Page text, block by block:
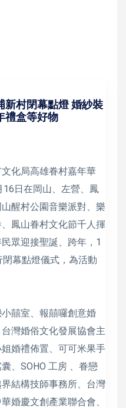
新村閉幕點燈 婚紗裝
禮盒等好物
文化局高雄眷村嘉年華
日在岡山、左營、鳳
醒村公園音樂派對、樂
鳳山眷村文化節千人揮
眾迎接聖誕、跨年，1
幕點燈儀式，為活動
囍室、報囍囉創意婚
灣婚俗文化發展協會主
婚禮佈置、可可米果手
、SOHO 工房 、眷戀
結構技師事務所、台灣
婚慶文創產業聯合會、